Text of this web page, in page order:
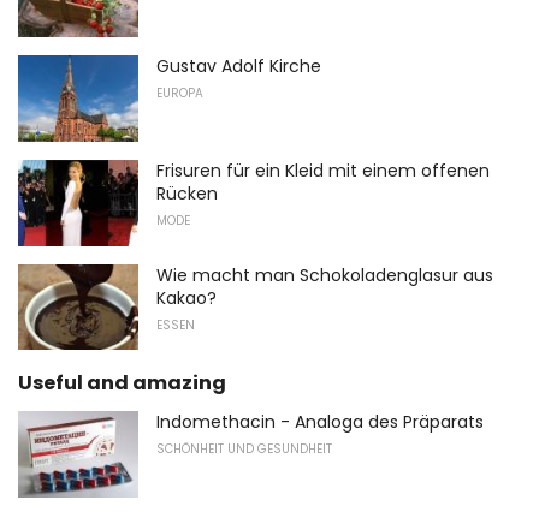
Gustav Adolf Kirche
EUROPA
Frisuren für ein Kleid mit einem offenen
Rücken
MODE
Wie macht man Schokoladenglasur aus
Kakao?
ESSEN
Useful and amazing
Indomethacin - Analoga des Präparats
SCHÖNHEIT UND GESUNDHEIT